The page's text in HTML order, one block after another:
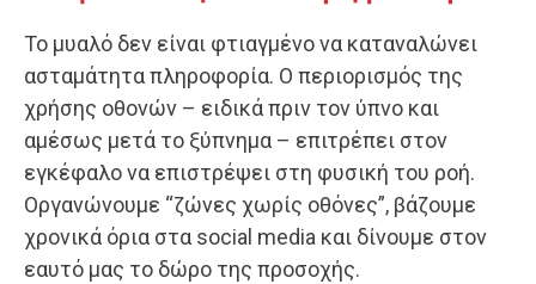
Το μυαλό δεν είναι φτιαγμένο να καταναλώνει
ασταμάτητα πληροφορία. Ο περιορισμός της
χρήσης οθονών – ειδικά πριν τον ύπνο και
αμέσως μετά το ξύπνημα – επιτρέπει στον
εγκέφαλο να επιστρέψει στη φυσική του ροή.
Οργανώνουμε “ζώνες χωρίς οθόνες”, βάζουμε
χρονικά όρια στα social media και δίνουμε στον
εαυτό μας το δώρο της προσοχής.